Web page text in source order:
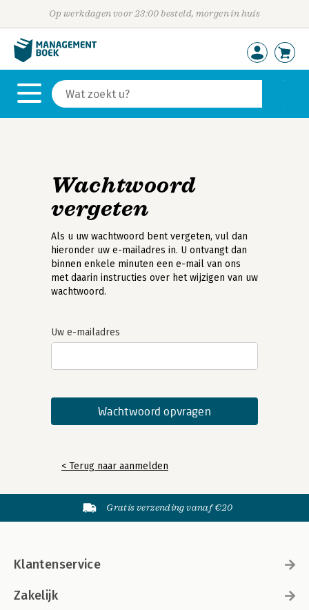
Op werkdagen voor 23:00 besteld, morgen in huis
Wachtwoord
vergeten
Als u uw wachtwoord bent vergeten, vul dan
hieronder uw e-mailadres in. U ontvangt dan
binnen enkele minuten een e-mail van ons
met daarin instructies over het wijzigen van uw
wachtwoord.
Uw e-mailadres
< Terug naar aanmelden
Gratis verzending vanaf €20
Klantenservice
Zakelijk